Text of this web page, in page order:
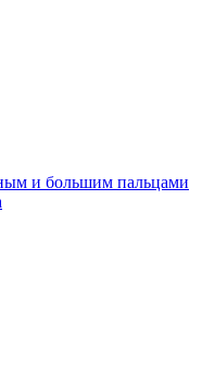
и большим пальцами